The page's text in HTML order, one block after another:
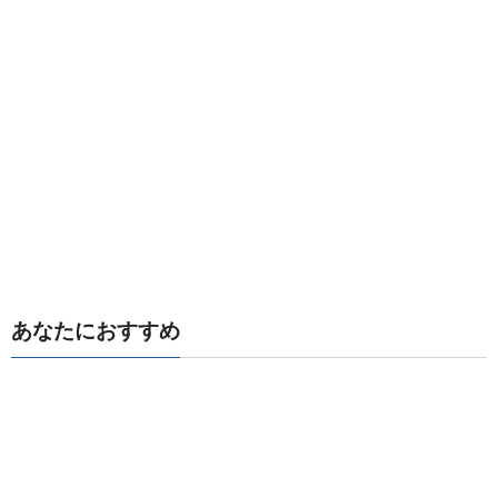
あなたにおすすめ